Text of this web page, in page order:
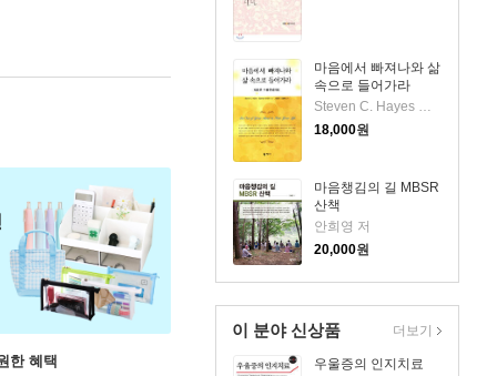
마음에서 빠져나와 삶
속으로 들어가라
18,000원
마음챙김의 길 MBSR
산책
안희영 저
20,000원
이 분야 신상품
우울증의 인지치료
더보기
한 혜택